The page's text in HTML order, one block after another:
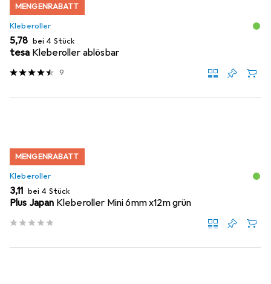
MENGENRABATT
Kleberoller
EUR
5,78 bei 4 Stück
tesa Kleberoller ablösbar
9
MENGENRABATT
Kleberoller
EUR
3,11 bei 4 Stück
Plus Japan Kleberoller Mini 6mm x12m grün